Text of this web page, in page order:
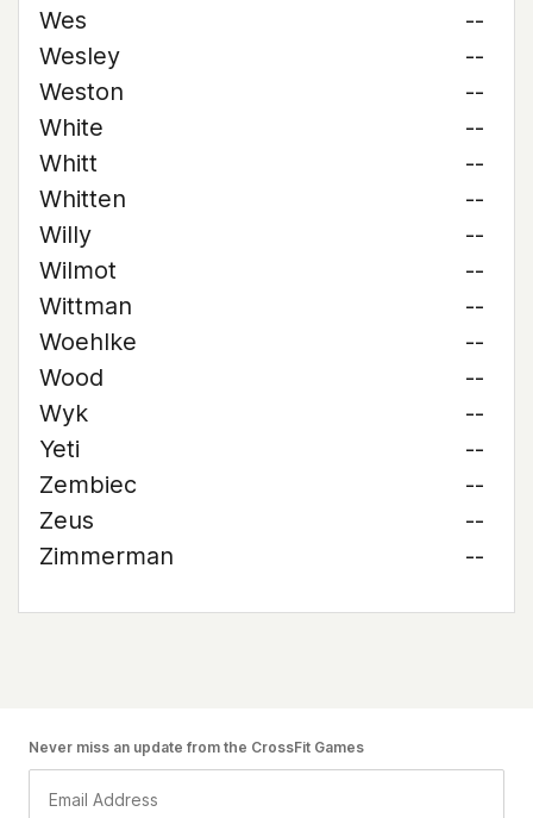
Wes
--
Wesley
--
Weston
--
White
--
Whitt
--
Whitten
--
Willy
--
Wilmot
--
Wittman
--
Woehlke
--
Wood
--
Wyk
--
Yeti
--
Zembiec
--
Zeus
--
Zimmerman
--
Never miss an update from the CrossFit Games